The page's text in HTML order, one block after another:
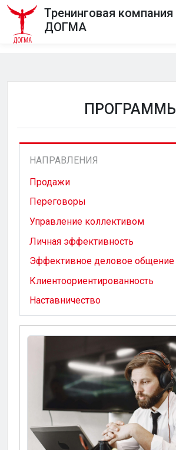
Тренинговая компания
ДОГМА
ПРОГРАММЫ
НАПРАВЛЕНИЯ
Продажи
Переговоры
Управление коллективом
Личная эффективность
Эффективное деловое общение
Клиентоориентированность
Наставничество